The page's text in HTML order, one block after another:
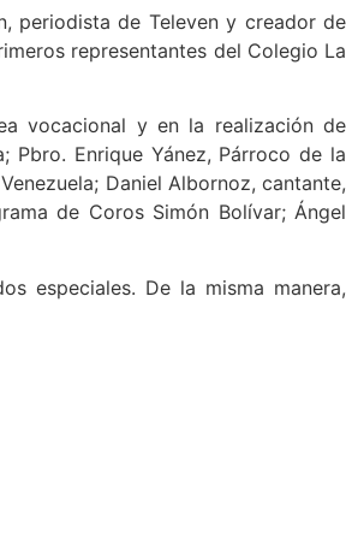
periodista de Televen y creador de
representantes del Colegio La
vocacional y en la realización de
Enrique Yánez, Párroco de la
Daniel Albornoz, cantante,
de Coros Simón Bolívar; Ángel
especiales. De la misma manera,